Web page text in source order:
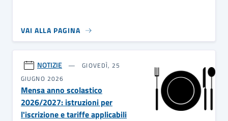
VAI ALLA PAGINA
NOTIZIE
GIOVEDÌ, 25
GIUGNO 2026
Mensa anno scolastico
2026/2027: istruzioni per
l'iscrizione e tariffe applicabili